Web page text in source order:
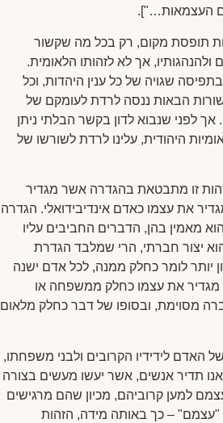
העצמאות…"].
תופסת מקום, רק בכל מה שקשור
ולהנהגותיו, אך לא לזהותו הלאומית.
שגויה של כל ענין היהדות, וכל
הבאות ננסה לרדת לעומקם של
אך לפני שנבוא לדון בקשר הבלתי ניתן
היהודית, עלינו לרדת לשורשו של
זו מתבטאת בהגדרה אשר מגדיר
את עצמו כאדם אינדיבידואלי. הגדרה
מאמין בהן, הדברים החביבים עליו
יצור חברתי, הרי שמלבד הגדרת
יותר לומר כחלק ממנה, לכל אדם ישנה
את עצמו כחלק ממשפחה או
מסוימת, ובסופו של דבר כחלק מלאום
האדם לידידיו הקרובים ולבני משפחתו,
תדיר אנשים, אשר יעשו מעשים בצורה
למען קרוביהם, מכיון שהם מרגישים
– כך באותה מידה, הזהות